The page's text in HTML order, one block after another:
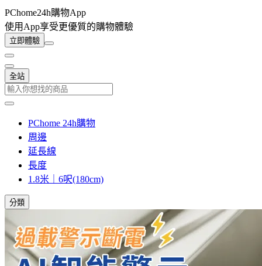
PChome24h購物App
使用App享受更優質的購物體驗
立即體驗
全站
PChome 24h購物
周邊
延長線
長度
1.8米｜6呎(180cm)
分類